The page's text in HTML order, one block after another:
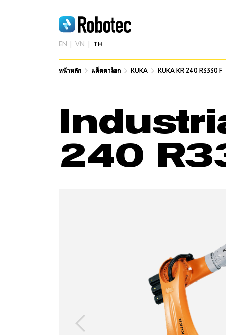
EN VN TH
หน้าหลัก แค็ตตาล็อก KUKA KUKA KR 240 R3330 F
หน้าหลัก แค็ตตาล็อก KUKA KUKA KR 240 R3330 F
240